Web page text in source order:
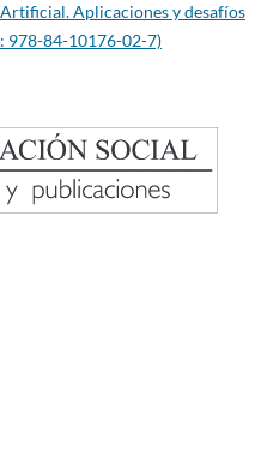
Aplicaciones y desafíos
978-84-10176-02-7)